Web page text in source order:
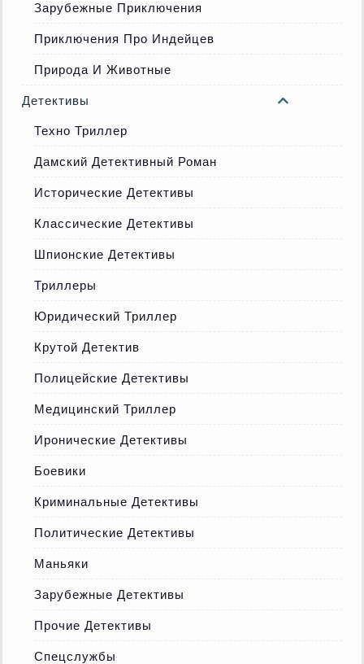
Зарубежные Приключения
Приключения Про Индейцев
Природа И Животные
Детективы
Техно Триллер
Дамский Детективный Роман
Исторические Детективы
Классические Детективы
Шпионские Детективы
Триллеры
Юридический Триллер
Крутой Детектив
Полицейские Детективы
Медицинский Триллер
Иронические Детективы
Боевики
Криминальные Детективы
Политические Детективы
Маньяки
Зарубежные Детективы
Прочие Детективы
Спецслужбы